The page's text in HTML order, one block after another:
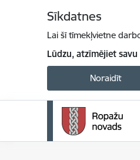
Sīkdatnes
Lai šī tīmekļvietne
Lūdzu, atzīmējiet savu
Noraidīt